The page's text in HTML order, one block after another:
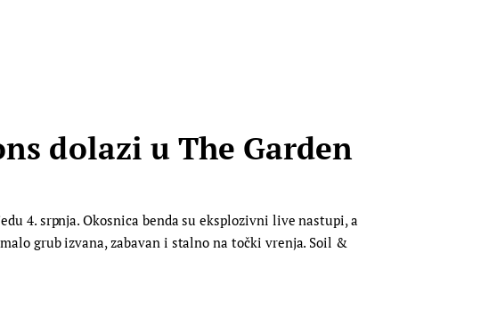
dolazi u The Garden
4. srpnja. Okosnica benda su eksplozivni live nastupi, a
grub izvana, zabavan i stalno na točki vrenja. Soil &